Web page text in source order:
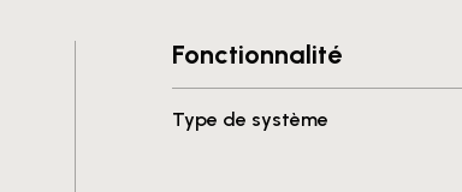
Fonctionnalité
Type de système